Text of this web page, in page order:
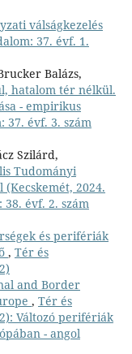
válságkezelés
37. évf. 1.
Balázs,
hatalom tér nélkül.
- empirikus
37. évf. 3. szám
Szilárd,
Tudományi
(Kecskemét, 2024.
38. évf. 2. szám
és perifériák
, Tér és
and Border
, Tér és
Változó perifériák
- angol